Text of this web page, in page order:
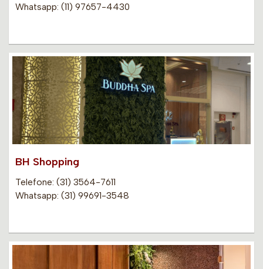
Whatsapp: (11) 97657-4430
BH Shopping
Telefone: (31) 3564-7611
Whatsapp: (31) 99691-3548